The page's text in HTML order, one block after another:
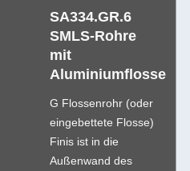
SA334.GR.6
SMLS-Rohre
mit
Aluminiumflosse
G Flossenrohr (oder
eingebettete Flosse)
Finis ist in die
Außenwand des